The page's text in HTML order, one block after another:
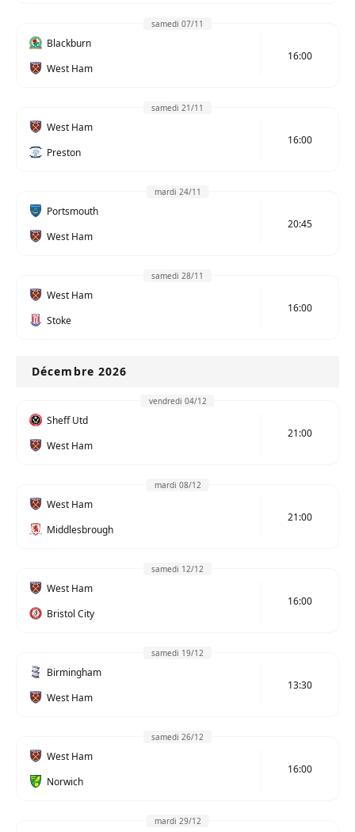
samedi 07/11
Blackburn
West Ham
16:00
samedi 21/11
West Ham
Preston
16:00
mardi 24/11
Portsmouth
West Ham
20:45
samedi 28/11
West Ham
Stoke
16:00
Décembre 2026
vendredi 04/12
Sheff Utd
West Ham
21:00
mardi 08/12
West Ham
Middlesbrough
21:00
samedi 12/12
West Ham
Bristol City
16:00
samedi 19/12
Birmingham
West Ham
13:30
samedi 26/12
West Ham
Norwich
16:00
mardi 29/12